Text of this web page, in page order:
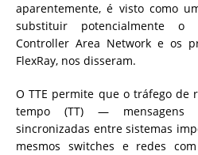
aparentemente, é visto como
substituir potencialmente o
Controller Area Network e os
FlexRay, nos disseram.
O TTE permite que o tráfego de
tempo (TT) — mensagens
sincronizadas entre sistemas
mesmos switches e redes